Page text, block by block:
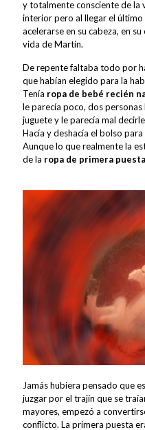
y totalmente consciente de la
interior pero al llegar el
acelerarse en su cabeza, en
vida de Martín.
De repente faltaba todo por
que habían elegido para la
Tenía ropa de bebé recién
le parecía poco, dos
juguete y le parecía mal
Hacía y deshacía el bolso
Aunque lo que realmente la
de la ropa de primera
Jamás hubiera pensado que
juzgar por el trajín que se
mayores, empezó a
conflicto. La primera puesta